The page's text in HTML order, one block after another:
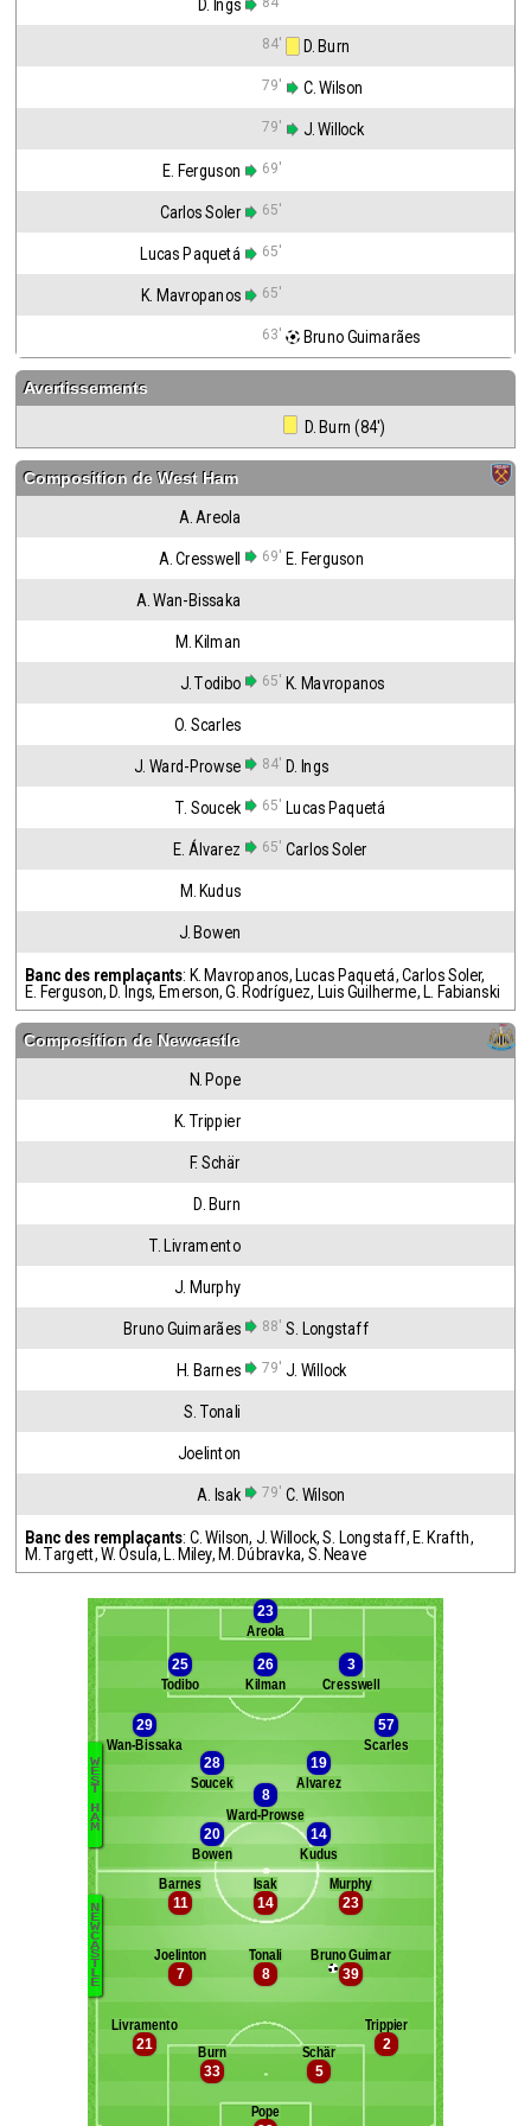
D. Ings
84' D. Burn
79' C. Wilson
79' J. Willock
E. Ferguson 69'
Carlos Soler 65'
Lucas Paquetá 65'
K. Mavropanos 65'
63' Bruno Guimarães
Avertissements
D. Burn (84')
Composition deWest Ham
A. Areola
A. Cresswell 69' E. Ferguson
A. Wan-Bissaka
M. Kilman
J. Todibo 65' K. Mavropanos
O. Scarles
J. Ward-Prowse 84' D. Ings
T. Soucek 65' Lucas Paquetá
E. Álvarez 65' Carlos Soler
M. Kudus
J. Bowen
Banc des remplaçants: K. Mavropanos, Lucas Paquetá,Carlos Soler,
E. Ferguson, D. Ings, Emerson,G. Rodríguez, Luis Guilherme, L. Fabianski
Composition de Newcastle
N. Pope
K. Trippier
F. Schär
D. Burn
T. Livramento
J. Murphy
Bruno Guimarães 88' S. Longstaff
H. Barnes 79' J. Willock
S. Tonali
Joelinton
A. Isak 79' C. Wilson
Banc des remplaçants: C. Wilson, J. Willock,S. Longstaff, E. Krafth,
M. Targett,W. Osula, L. Miley, M. Dúbravka, S. Neave